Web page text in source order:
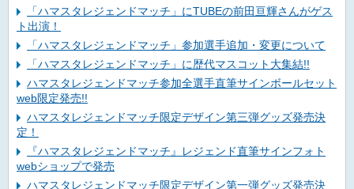
「ハマスタレジェンドマッチ」にTUBEの前田亘輝さんがゲス
ト出演！
「ハマスタレジェンドマッチ」参加選手追加・変更について
「ハマスタレジェンドマッチ」に歴代マスコット大集結!!
ハマスタレジェンドマッチ参加全選手直筆サインボールセット
web限定発売!!
ハマスタレジェンドマッチ限定デザイン第三弾グッズ発売決
定！
『ハマスタレジェンドマッチ』レジェンド直筆サインフォト
webショップで発売
ハマスタレジェンドマッチ限定デザイン第一弾グッズ発売決